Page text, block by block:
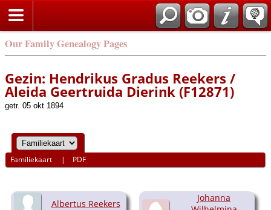
Our Family Genealogy Pages
Gezin: Hendrikus Gradus Reekers /
Aleida Geertruida Dierink (F12871)
getr. 05 okt 1894
Familiekaart | PDF
Albertus Reekers
Johanna